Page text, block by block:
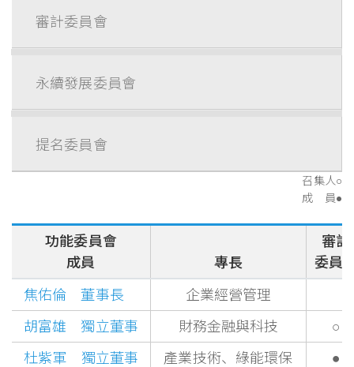
審計委員會
永續發展委員會
提名委員會
召集人○
成 員●
功能委員會
成員
專長
審計
委員
焦佑倫 董事長
企業經營管理
胡富雄 獨立董事
財務金融與科技
○
杜紫軍 獨立董事 產業技術、綠能環保
●